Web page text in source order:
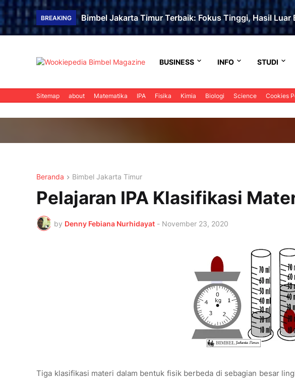
BREAKING Bimbel Jakarta Timur Terbaik: Fokus Tinggi, Hasil Luar
BUSINESS INFO STUDI
Sitemap about Matematika IPA Fisika Kimia Biologi Science Cookies
Beranda Bimbel Jakarta Timur
Pelajaran IPA Klasifikasi
by Denny Febiana Nurhidayat - November 23, 2020
Tiga klasifikasi materi dalam bentuk fisik berbeda di sebagian besar